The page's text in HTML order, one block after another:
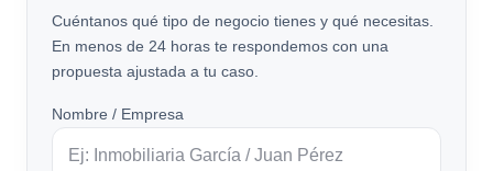
Cuéntanos qué tipo de negocio tienes y qué necesitas.
En menos de 24 horas te respondemos con una
propuesta ajustada a tu caso.
Nombre / Empresa